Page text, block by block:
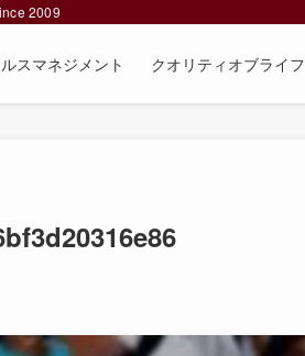
2009
スマネジメント クオリティオブライフ